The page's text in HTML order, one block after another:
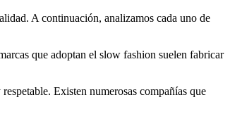
A continuación, analizamos cada uno de
que adoptan el slow fashion suelen fabricar
Existen numerosas compañías que